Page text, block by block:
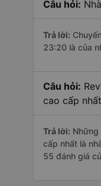
Câu hỏi:
Trả lời:
23:20 là của
Câu hỏi:
cao cấp
Trả lời:
cấp nhất là
55 đánh giá